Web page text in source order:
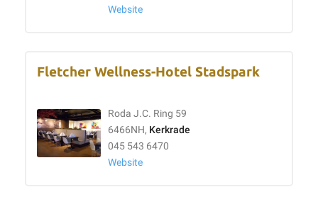
Website
Fletcher Wellness-Hotel Stadspark
Roda J.C. Ring 59
6466NH, Kerkrade
045 543 6470
Website